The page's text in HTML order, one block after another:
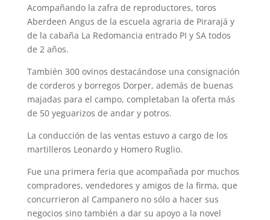
Acompañando la zafra de reproductores, toros
Aberdeen Angus de la escuela agraria de Pirarajá y
de la cabaña La Redomancia entrado PI y SA todos
de 2 años.
También 300 ovinos destacándose una consignación
de corderos y borregos Dorper, además de buenas
majadas para el campo, completaban la oferta más
de 50 yeguarizos de andar y potros.
La conducción de las ventas estuvo a cargo de los
martilleros Leonardo y Homero Ruglio.
Fue una primera feria que acompañada por muchos
compradores, vendedores y amigos de la firma, que
concurrieron al Campanero no sólo a hacer sus
negocios sino también a dar su apoyo a la novel